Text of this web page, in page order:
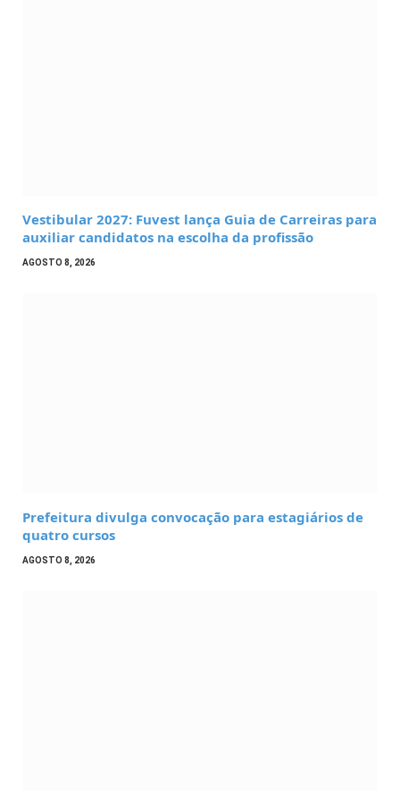
Vestibular 2027: Fuvest lança Guia de Carreiras para
auxiliar candidatos na escolha da profissão
AGOSTO 8, 2026
Prefeitura divulga convocação para estagiários de
quatro cursos
AGOSTO 8, 2026